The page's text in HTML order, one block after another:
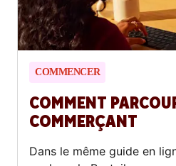
COMMENCER
COMMENT
COMMERÇANT
Dans le même guide en